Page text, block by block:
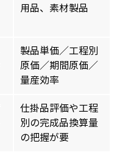
用品、素材製品
製品単価／工程別
原価／期間原価／
量産効率
仕掛品評価や工程
別の完成品換算量
の把握が要